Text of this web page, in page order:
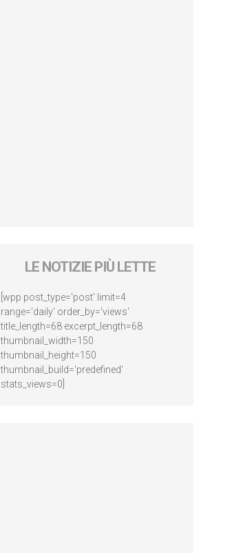
LE NOTIZIE PIÙ LETTE
[wpp post_type='post' limit=4
range='daily' order_by='views'
title_length=68 excerpt_length=68
thumbnail_width=150
thumbnail_height=150
thumbnail_build='predefined'
stats_views=0]